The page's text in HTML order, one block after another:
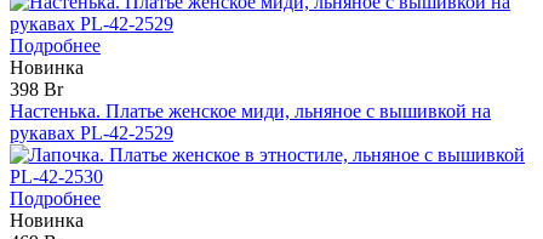
Подробнее
Новинка
398 Br
Настенька. Платье женское миди, льняное с вышивкой на
рукавах PL-42-2529
Подробнее
Новинка